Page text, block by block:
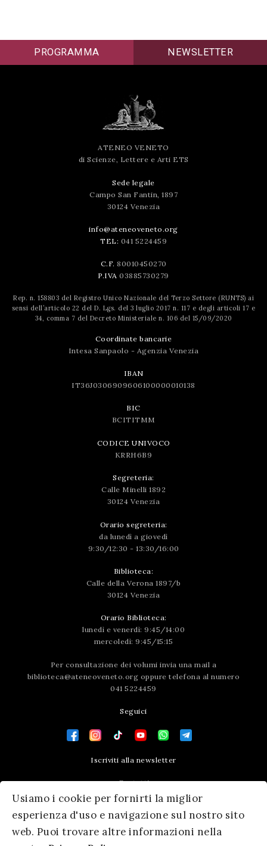
Usiamo i cookie per fornirti la miglior
esperienza d'uso e navigazione sul nostro sito
web. Puoi trovare altre informazioni nella
PROGRAMMA NEWSLETTER
ATENEO VENETO
di Scienze, Lettere e Arti ETS
Sede legale
Campo San Fantin, 1897
30124 Venezia
info@ateneoveneto.org
TEL: 041 5224459
C.F. 80010450270
P.IVA 03885730279
Rep. n. 158803 del Registro Unico Nazionale del Terzo Settore (RUNTS) ai
sensi dell’articolo 22 del D. Lgs. del 3 luglio 2017 n. 117 e degli articoli 17 e
34, comma 7 del Decreto Ministeriale n. 106 del 15/09/2020
Coordinate bancarie
Intesa Sanpaolo - Agenzia Venezia
IBAN
IT36J0306909606100000010138
BIC
BCITITMM
CODICE UNIVOCO
KRRH6B9
Segreteria:
Calle Minelli 1892
30124 Venezia
Orario segreteria:
da lunedì a giovedì
9:30/12:30 - 13:30/16:00
Biblioteca:
Calle della Verona 1897/b
30124 Venezia
Orario Biblioteca:
lunedì e venerdì: 9:45/14:00
mercoledì: 9:45/15:15
Per consultazione dei volumi invia una mail a
biblioteca@ateneoveneto.org oppure telefona al numero
041 5224459
Seguici
Iscriviti alla newsletter
Contatti